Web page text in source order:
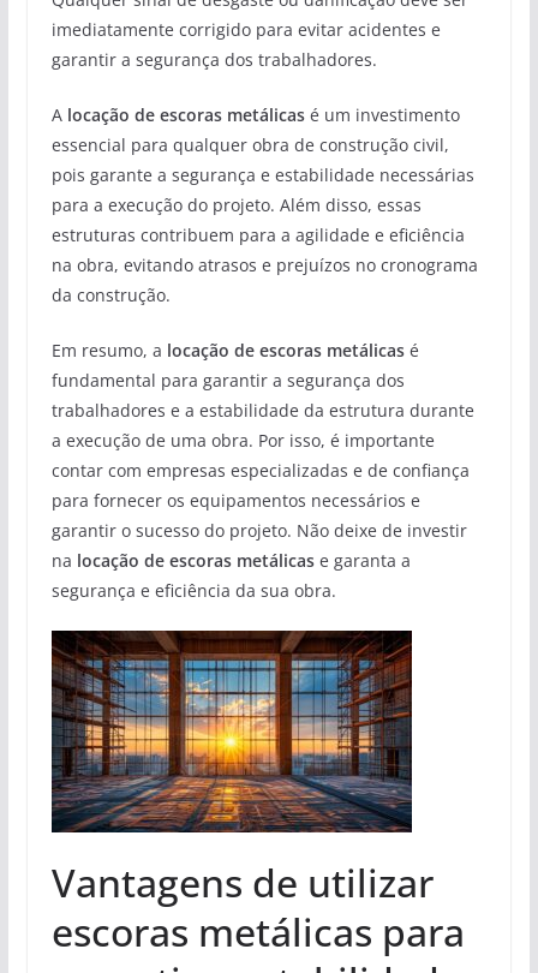
imediatamente corrigido para evitar acidentes e
garantir a segurança dos trabalhadores.
A locação de escoras metálicasé um investimento
essencial para qualquer obra de construção civil,
pois garante a segurança e estabilidade necessárias
para a execução do projeto. Além disso, essas
estruturas contribuem para a agilidade e eficiência
na obra, evitando atrasos e prejuízos no cronograma
da construção.
Em resumo, a locação de escoras metálicasé
fundamental para garantir a segurança dos
trabalhadores e a estabilidade da estrutura durante
a execução de uma obra. Por isso, é importante
contar com empresas especializadas e de confiança
para fornecer os equipamentos necessários e
garantir o sucesso do projeto. Não deixe de investir
na locação de escoras metálicase garanta a
segurança e eficiência da sua obra.
Vantagens de utilizar
escoras metálicas para